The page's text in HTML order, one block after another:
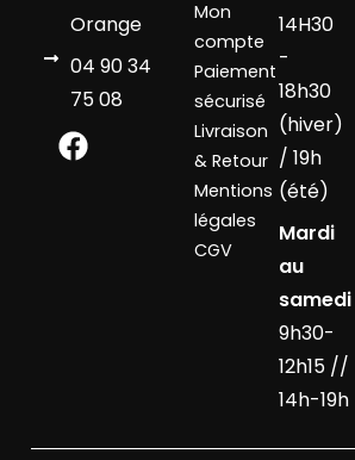
Orange
04 90 34
75 08
Mon
compte
Paiement
sécurisé
Livraison
& Retour
Mentions
légales
CGV
14H30
-
18h30
(hiver)
/ 19h
(été)
Mardi
au
samedi
9h30-
12h15 //
14h-19h